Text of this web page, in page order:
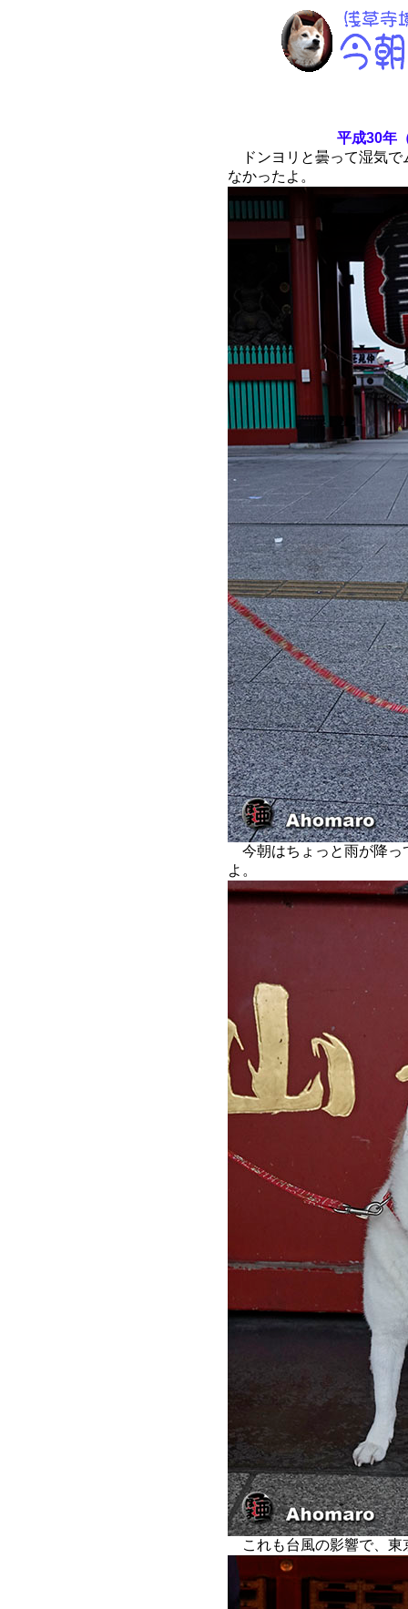
平成30年
ドンヨリと曇って湿気で
なかったよ。
今朝はちょっと雨が降っ
よ。
これも台風の影響で、東